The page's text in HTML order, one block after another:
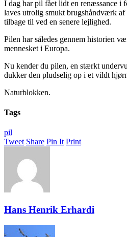
I dag har pil fået lidt en renæssance i
laves utrolig smukt brugshåndværk
tilbage til ved en senere lejlighed.
Pilen har således gennem historien
mennesket i Europa.
Nu kender du pilen, en stærkt
dukker den pludselig op i et vildt
Naturblokken.
Tags
pil
Tweet Share Pin It Print
Hans Henrik Erhardi